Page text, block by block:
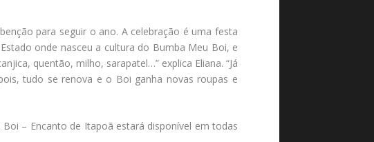
para seguir o ano. A celebração é uma festa
onde nasceu a cultura do Bumba Meu Boi, e
quentão, milho, sarapatel…” explica Eliana. “Já
tudo se renova e o Boi ganha novas roupas e
– Encanto de Itapoã estará disponível em todas